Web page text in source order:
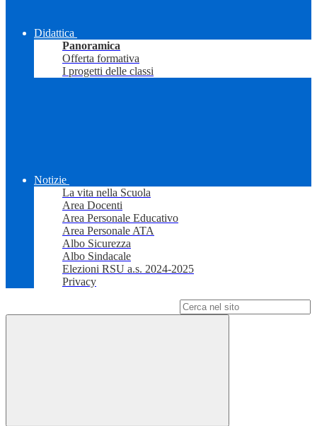
Didattica
Panoramica
Offerta formativa
I progetti delle classi
Notizie
La vita nella Scuola
Area Docenti
Area Personale Educativo
Area Personale ATA
Albo Sicurezza
Albo Sindacale
Elezioni RSU a.s. 2024-2025
Privacy